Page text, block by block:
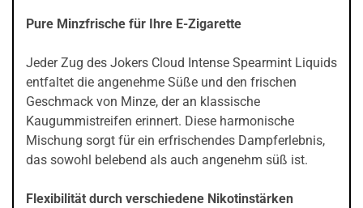
Pure Minzfrische für Ihre E-Zigarette
Jeder Zug des Jokers Cloud Intense Spearmint Liquids
entfaltet die angenehme Süße und den frischen
Geschmack von Minze, der an klassische
Kaugummistreifen erinnert. Diese harmonische
Mischung sorgt für ein erfrischendes Dampferlebnis,
das sowohl belebend als auch angenehm süß ist.
Flexibilität durch verschiedene Nikotinstärken